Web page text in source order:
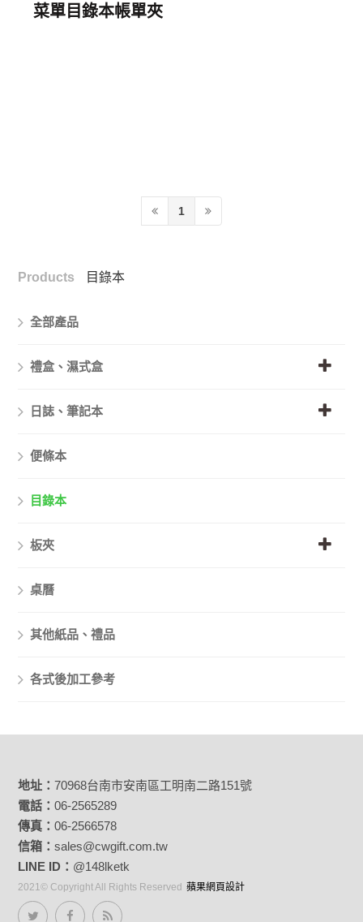
菜單目錄本帳單夾
1
Products 目錄本
全部產品
禮盒、濕式盒
日誌、筆記本
便條本
目錄本
板夾
桌曆
其他紙品、禮品
各式後加工參考
地址：70968台南市安南區工明南二路151號
電話：06-2565289
傳真：06-2566578
信箱：sales@cwgift.com.tw
LINE ID： @148lketk
2021© Copyright All Rights Reserved 蘋果網頁設計